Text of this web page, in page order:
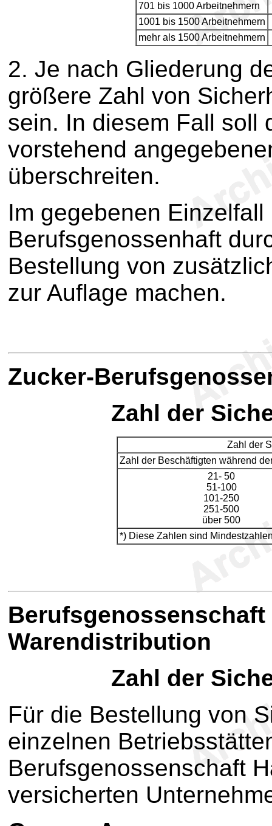
701 bis 1000 Arbeitnehmern
1001 bis 1500 Arbeitnehmern
mehr als 1500 Arbeitnehmern
2. Je nach Gliederung
größere Zahl von
sein. In diesem Fall soll
vorstehend
überschreiten.
Im gegebenen
Berufsgenossenhaft
Bestellung von
zur Auflage machen.
Zucker-
Zahl der
Zahl der
Zahl der Beschäftigten während
21- 50
51-100
101-250
251-500
über 500
*) Diese Zahlen sind
Berufsgenossenschaft
Warendistribution
Zahl der
Für die Bestellung von
einzelnen
Berufsgenossenschaft
versicherten